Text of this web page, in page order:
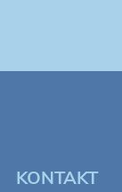
KONTAKT